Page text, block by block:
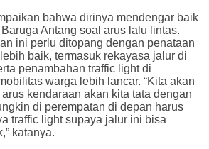
bahwa dirinya mendengar baik
Antang soal arus lalu lintas.
ini perlu ditopang dengan penataan
baik, termasuk rekayasa jalur di
penambahan traffic light di
warga lebih lancar. “Kita akan
kendaraan akan kita tata dengan
di perempatan di depan harus
traffic light supaya jalur ini bisa
katanya.